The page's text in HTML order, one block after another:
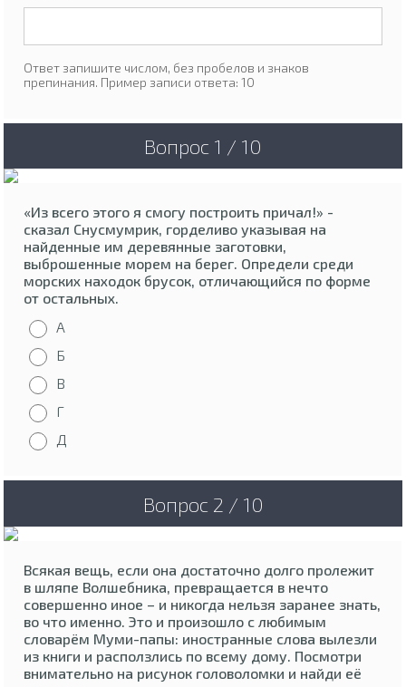
Ответ запишите числом, без пробелов и знаков
препинания. Пример записи ответа: 10
Вопрос 1 / 10
«Из всего этого я смогу построить причал!» -
сказал Снусмумрик, горделиво указывая на
найденные им деревянные заготовки,
выброшенные морем на берег. Определи среди
морских находок брусок, отличающийся по форме
от остальных.
А
Б
В
Г
Д
Вопрос 2 / 10
Всякая вещь, если она достаточно долго пролежит
в шляпе Волшебника, превращается в нечто
совершенно иное – и никогда нельзя заранее знать,
во что именно. Это и произошло с любимым
словарём Муми-папы: иностранные слова вылезли
из книги и расползлись по всему дому. Посмотри
внимательно на рисунок головоломки и найди её